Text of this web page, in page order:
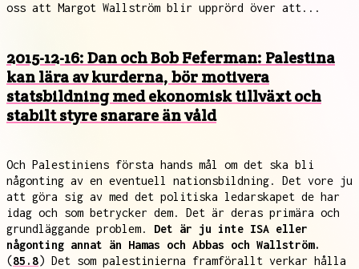
oss att Margot Wallström blir upprörd över att...
2015-12-16: Dan och Bob Feferman: Palestina
kan lära av kurderna, bör motivera
statsbildning med ekonomisk tillväxt och
stabilt styre snarare än våld
Och Palestiniens första hands mål om det ska bli
någonting av en eventuell nationsbildning. Det vore ju
att göra sig av med det politiska ledarskapet de har
idag och som betrycker dem. Det är deras primära och
grundläggande problem. Det är ju inte ISA eller
någonting annat än Hamas och Abbas och Wallström.
(85.8) Det som palestinierna framförallt verkar hålla